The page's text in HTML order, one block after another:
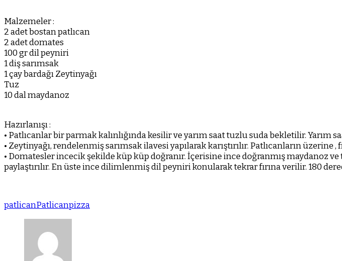
Malzemeler :
2 adet bostan patlıcan
2 adet domates
100 gr dil peyniri
1 diş sarımsak
1 çay bardağı Zeytinyağı
Tuz
10 dal maydanoz
Hazırlanışı :
• Patlıcanlar bir parmak kalınlığında kesilir ve yarım saat tuzlu suda bekletilir. Yarım
• Zeytinyağı, rendelenmiş sarımsak ilavesi yapılarak karıştırılır. Patlıcanların
• Domatesler incecik şekilde küp küp doğranır. İçerisine ince doğranmış maydanoz ve
paylaştırılır. En üste ince dilimlenmiş dil peyniri konularak tekrar fırına verilir. 180
patlicanPatlicanpizza